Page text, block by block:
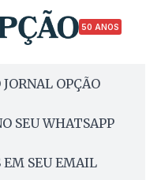
50 ANOS
OPÇÃO
SEU WHATSAPP
EM SEU EMAIL